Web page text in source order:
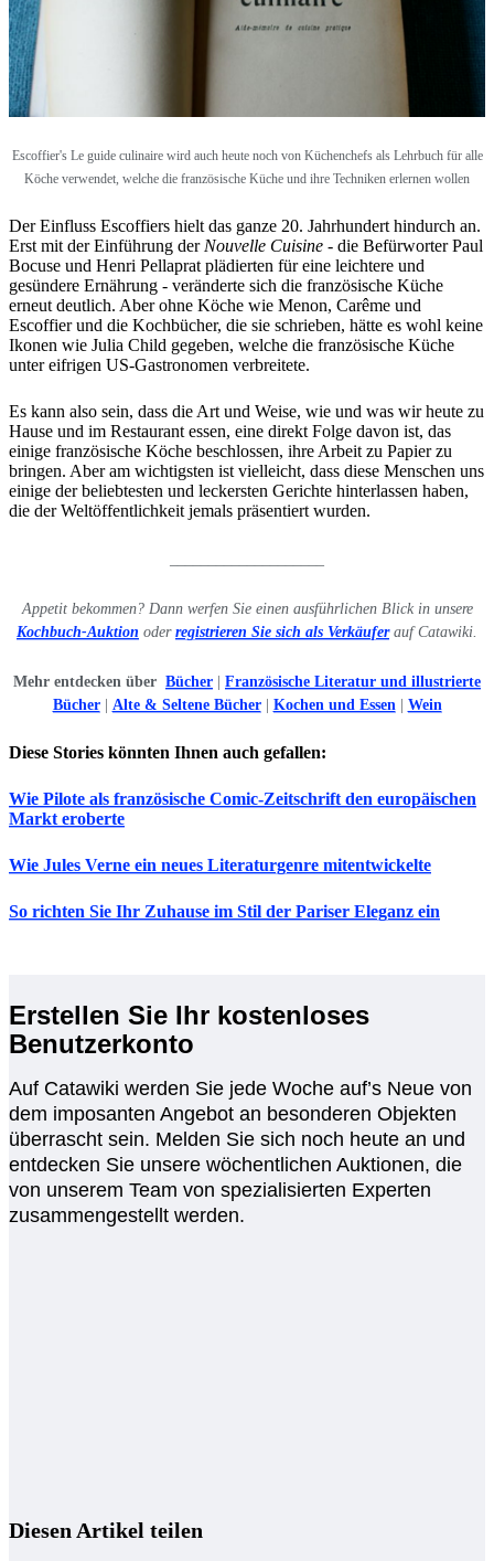
Escoffier's Le guide culinaire wird auch heute noch von Küchenchefs als Lehrbuch für alle
Köche verwendet, welche die französische Küche und ihre Techniken erlernen wollen
Der Einfluss Escoffiers hielt das ganze 20. Jahrhundert hindurch an.
Erst mit der Einführung der Nouvelle Cuisine - die Befürworter Paul
Bocuse und Henri Pellaprat plädierten für eine leichtere und
gesündere Ernährung - veränderte sich die französische Küche
erneut deutlich. Aber ohne Köche wie Menon, Carême und
Escoffier und die Kochbücher, die sie schrieben, hätte es wohl keine
Ikonen wie Julia Child gegeben, welche die französische Küche
unter eifrigen US-Gastronomen verbreitete.
Es kann also sein, dass die Art und Weise, wie und was wir heute zu
Hause und im Restaurant essen, eine direkt Folge davon ist, das
einige französische Köche beschlossen, ihre Arbeit zu Papier zu
bringen. Aber am wichtigsten ist vielleicht, dass diese Menschen uns
einige der beliebtesten und leckersten Gerichte hinterlassen haben,
die der Weltöffentlichkeit jemals präsentiert wurden.
Appetit bekommen? Dann werfen Sie einen ausführlichen Blick in unsere
Kochbuch-Auktion oder registrieren Sie sich als Verkäuferauf Catawiki.
Mehr entdecken über Bücher
Französische Literatur und illustrierte
Bücher| Alte & Seltene Bücher| Kochen und Essen| Wein
Diese Stories könnten Ihnen auch gefallen:
Wie Pilote als französische Comic-Zeitschrift den europäischen
Markt eroberte
Wie Jules Verne ein neues Literaturgenre mitentwickelte
So richten Sie Ihr Zuhause im Stil der Pariser Eleganz ein
Erstellen Sie Ihr kostenloses
Benutzerkonto
Auf Catawiki werden Sie jede Woche auf’s Neue von
dem imposanten Angebot an besonderen Objekten
überrascht sein. Melden Sie sich noch heute an und
entdecken Sie unsere wöchentlichen Auktionen, die
von unserem Team von spezialisierten Experten
zusammengestellt werden.
Diesen Artikel teilen